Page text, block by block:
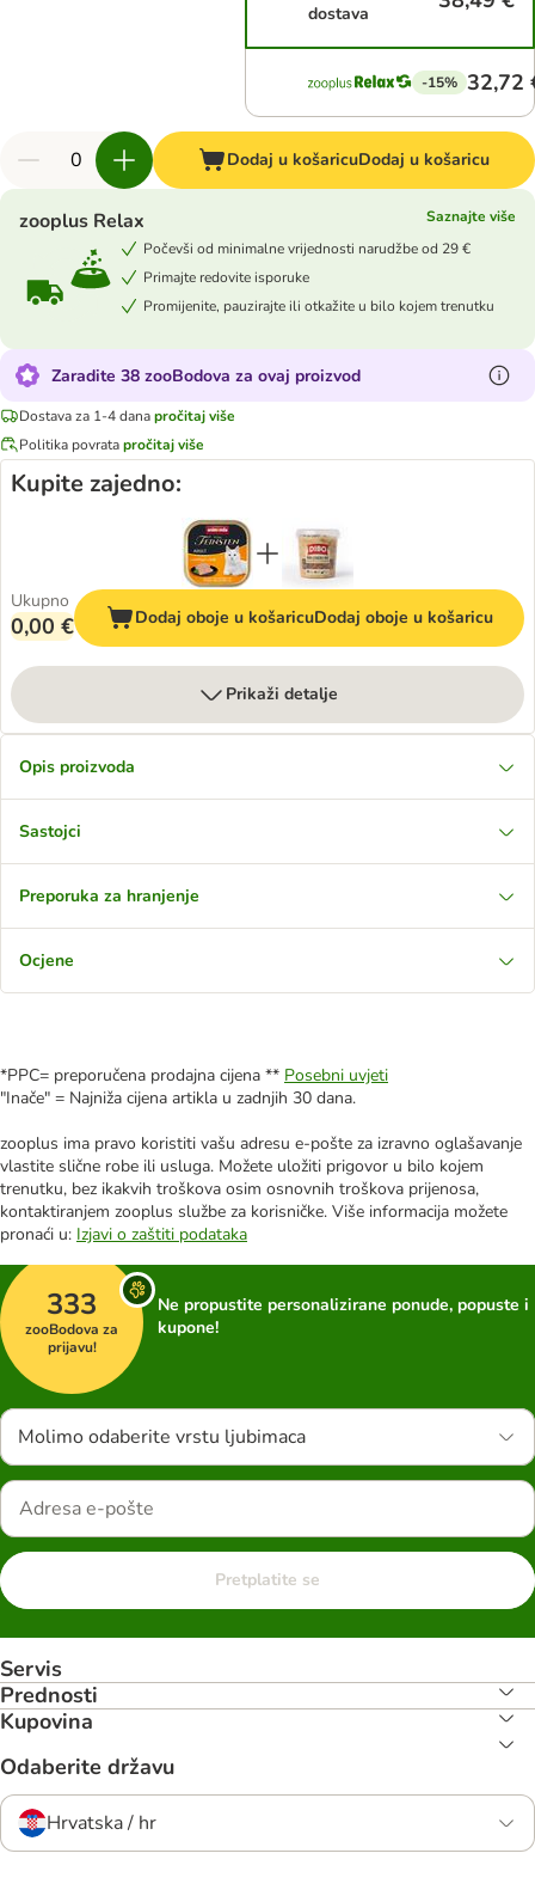
dostava
-15% 32,72
Dodaj u košaricuDodaj u košaricu
zooplus Relax
Saznajte više
Počevši od minimalne vrijednosti narudžbe od 29 €
Primajte redovite isporuke
Promijenite, pauzirajte ili otkažite u bilo kojem trenutku
Zaradite 38 zooBodova za ovaj proizvod
Dostava za 1-4 danapročitaj više
Politika povratapročitaj više
Kupite zajedno:
Ukupno
0,00 € Dodaj oboje u košaricuDodaj oboje u košaricu
Prikaži detalje
Opis proizvoda
Sastojci
Preporuka za hranjenje
Ocjene
*PPC= preporučena prodajna cijena ** Posebni uvjeti
"Inače" = Najniža cijena artikla u zadnjih 30 dana.
zooplus ima pravo koristiti vašu adresu e-pošte za izravno oglašavanje
vlastite slične robe ili usluga. Možete uložiti prigovor u bilo kojem
trenutku, bez ikakvih troškova osim osnovnih troškova prijenosa,
kontaktiranjem zooplus službe za korisničke. Više informacija možete
pronaći u: Izjavi o zaštiti podataka
333
zooBodova za
prijavu!
Ne propustite personalizirane ponude, popuste i
kupone!
Molimo odaberite vrstu ljubimaca
Pretplatite se
Servis
Prednosti
Kupovina
Odaberite državu
Hrvatska / hr